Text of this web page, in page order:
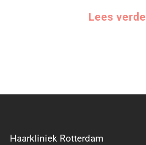
Lees
Haarkliniek Rotterdam